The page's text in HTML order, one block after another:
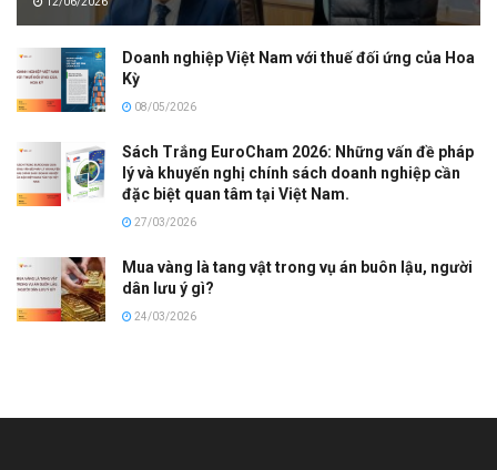
Doanh nghiệp Việt Nam với thuế đối ứng của Hoa
Kỳ
08/05/2026
Sách Trắng EuroCham 2026: Những vấn đề pháp
lý và khuyến nghị chính sách doanh nghiệp cần
đặc biệt quan tâm tại Việt Nam.
27/03/2026
Mua vàng là tang vật trong vụ án buôn lậu, người
dân lưu ý gì?
24/03/2026